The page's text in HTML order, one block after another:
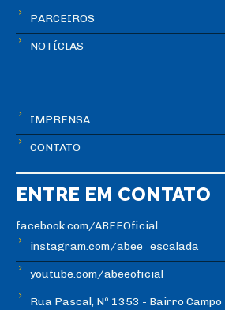
PARCEIROS
NOTÍCIAS
IMPRENSA
CONTATO
ENTRE EM CONTATO
facebook.com/ABEEOficial
instagram.com/abee_escalada
youtube.com/abeeoficial
Rua Pascal, Nº 1353 - Bairro Campo